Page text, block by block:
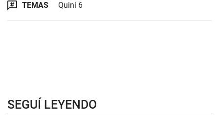
TEMAS Quini 6
SEGUÍ LEYENDO